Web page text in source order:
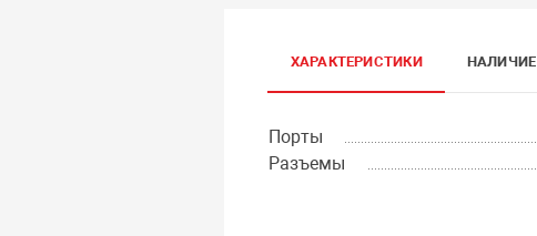
ХАРАКТЕРИСТИКИ НАЛИЧИЕ
Порты
Разъемы